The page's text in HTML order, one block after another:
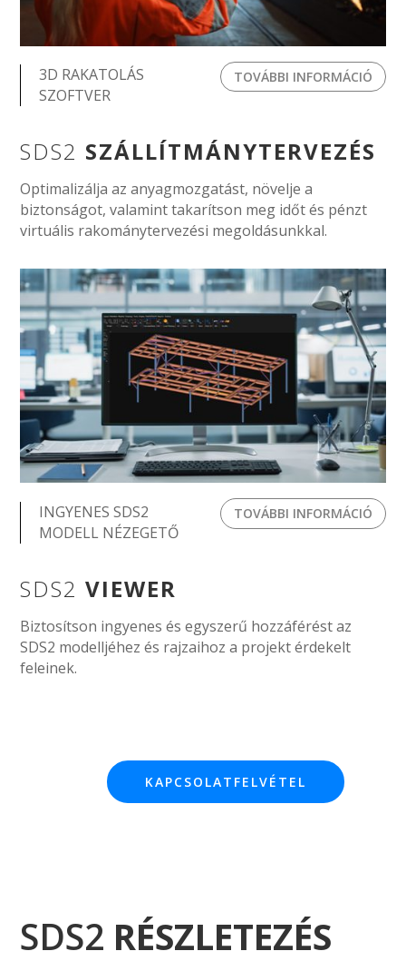
TOVÁBBI INFORMÁCIÓ
3D RAKATOLÁS
SZOFTVER
SDS2 SZÁLLÍTMÁNYTERVEZÉS
Optimalizálja az anyagmozgatást, növelje a
biztonságot, valamint takarítson meg időt és pénzt
virtuális rakománytervezési megoldásunkkal.
TOVÁBBI INFORMÁCIÓ
INGYENES SDS2
MODELL NÉZEGETŐ
SDS2VIEWER
Biztosítson ingyenes és egyszerű hozzáférést az
SDS2 modelljéhez és rajzaihoz a projekt érdekelt
feleinek.
KAPCSOLATFELVÉTEL
SDS2 RÉSZLETEZÉS